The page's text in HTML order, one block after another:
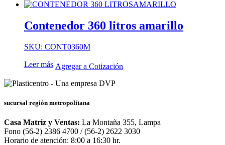
Contenedor 360 litros amarillo
SKU: CONT0360M
Leer más Agregar a Cotización
sucursal región metropolitana
Casa Matriz y Ventas: La Montaña 355, Lampa
Fono (56-2) 2386 4700 / (56-2) 2622 3030
Horario de atención: 8:00 a 16:30 hr.